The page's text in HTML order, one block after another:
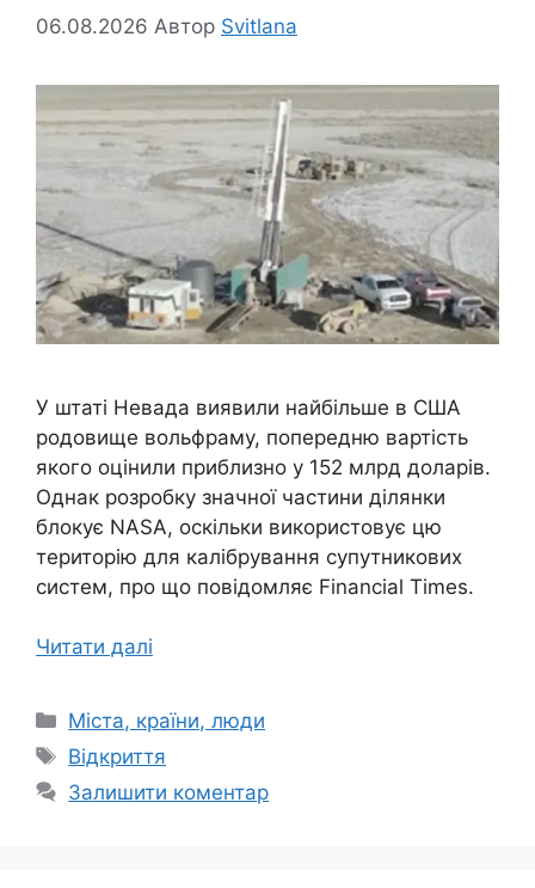
06.08.2026 Автор Svitlana
У штаті Невада виявили найбільше в США
родовище вольфраму, попередню вартість
якого оцінили приблизно у 152 млрд доларів.
Однак розробку значної частини ділянки
блокує NASA, оскільки використовує цю
територію для калібрування супутникових
систем, про що повідомляє Financial Times.
Читати далі
Категорії
Міста, країни, люди
Позначки
Відкриття
Залишити коментар